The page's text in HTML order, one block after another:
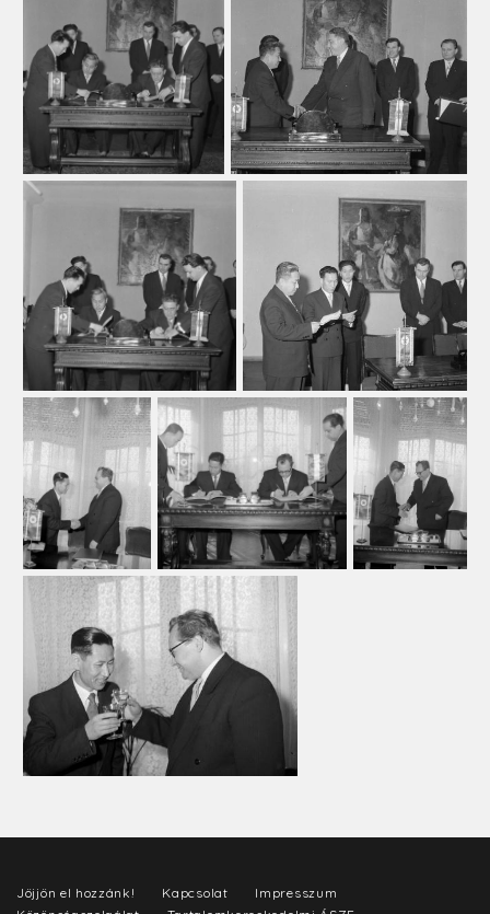
Jöjjön el hozzánk! Kapcsolat
Impresszum